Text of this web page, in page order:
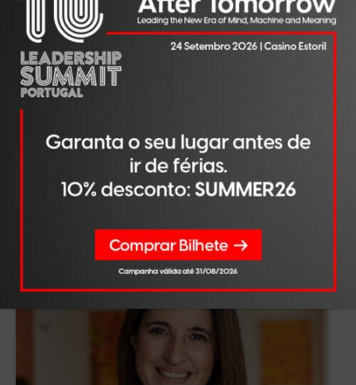
OPINIÃO AGO 07, 2026
Liderar na era da IA